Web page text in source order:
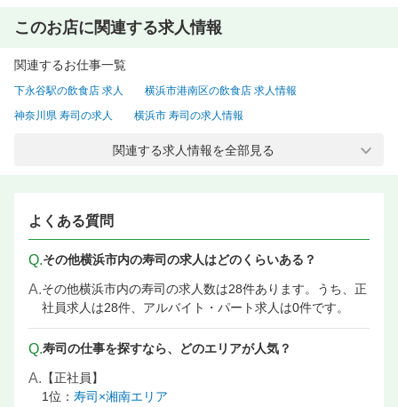
このお店に関連する求人情報
関連するお仕事一覧
下永谷駅の飲食店 求人
横浜市港南区の飲食店 求人情報
神奈川県 寿司の求人
横浜市 寿司の求人情報
下永谷駅 給食・社員食堂・病院・介護の求人
下永谷駅 店長候補・マネージャーの飲食店 求人情報
下永谷駅 料理長候補（シェフ・板長など）の飲食店 求人
下永谷駅 調理・キッチンスタッフ・板前の飲食店 求人情報
下永谷駅 調理補助・調理見習いの飲食店 求人
関連する求人情報を全部見る
よくある質問
Q.その他横浜市内の寿司の求人はどのくらいある？
A.その他横浜市内の寿司の求人数は28件あります。うち、正
社員求人は28件、アルバイト・パート求人は0件です。
Q.寿司の仕事を探すなら、どのエリアが人気？
A. 【正社員】
1位： 寿司×湘南エリア